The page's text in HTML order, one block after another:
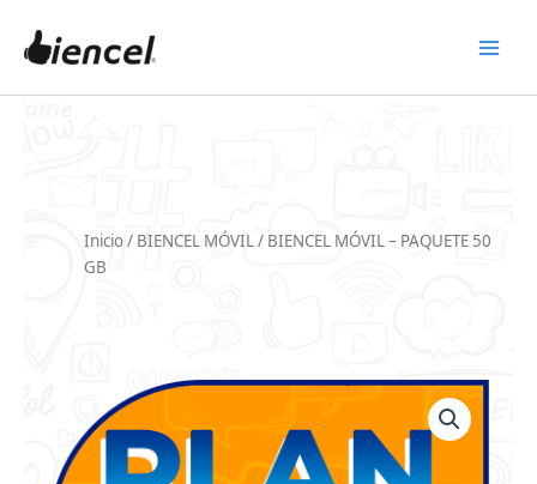
content
Inicio/ BIENCEL MÓVIL/ BIENCEL MÓVIL – PAQUETE 50
GB